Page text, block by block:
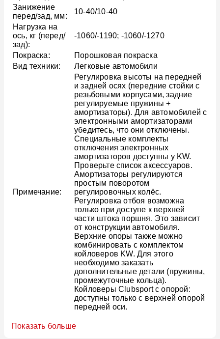
Занижение
перед/зад, мм:
10-40/10-40
Нагрузка на
ось, кг (перед/
зад):
-1060/-1190; -1060/-1270
Покраска:
Порошковая покраска
Вид техники:
Легковые автомобили
Примечание:
Регулировка высоты на передней
и задней осях (передние стойки с
резьбовыми корпусами, задние
регулируемые пружины +
амортизаторы). Для автомобилей с
электронными амортизаторами
убедитесь, что они отключены.
Специальные комплекты
отключения электронных
амортизаторов доступны у KW.
Проверьте список аксессуаров.
Амортизаторы регулируются
простым поворотом
регулировочных колёс.
Регулировка отбоя возможна
только при доступе к верхней
части штока поршня. Это зависит
от конструкции автомобиля.
Верхние опоры также можно
комбинировать с комплектом
койловеров KW. Для этого
необходимо заказать
дополнительные детали (пружины,
промежуточные кольца).
Койловеры Clubsport с опорой:
доступны только с верхней опорой
передней оси.
Показать больше